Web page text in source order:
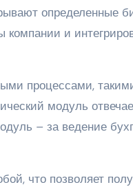
определенные
компании и
процессами,
модуль
– за ведение
что позволяет